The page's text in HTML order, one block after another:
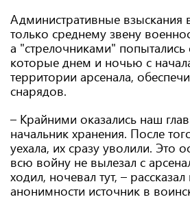
Административные взыскания
только среднему звену
а "стрелочниками" попытались
которые днем и ночью с
территории арсенала,
снарядов.
– Крайними оказались наш
начальник хранения. После
уехала, их сразу уволили. Это
всю войну не вылезал с
ходил, ночевал тут, –
анонимности источник в